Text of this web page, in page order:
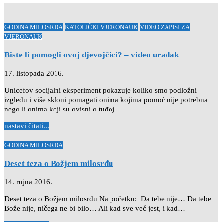
Posted
in
GODINA MILOSRĐA KATOLIČKI VJERONAUK VIDEO ZAPISI ZA
VJERONAUK
Biste li pomogli ovoj djevojčici? – video uradak
17. listopada 2016.
Unicefov socijalni eksperiment pokazuje koliko smo podložni
izgledu i više skloni pomagati onima kojima pomoć nije potrebna
nego li onima koji su ovisni o tuđoj…
nastavi čitati...
Posted
GODINA MILOSRĐA
Deset teza o Božjem milosrđu
14. rujna 2016.
Deset teza o Božjem milosrđu Na početku: Da tebe nije… Da tebe
Bože nije, ničega ne bi bilo… Ali kad sve već jest, i kad…